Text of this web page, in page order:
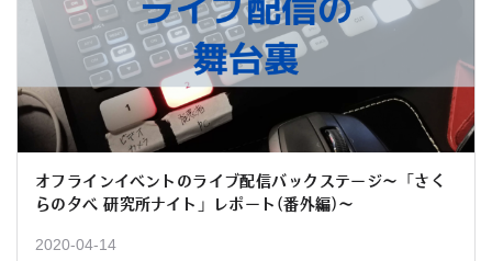
オフラインイベントのライブ配信バックステージ〜「さく
らの夕べ 研究所ナイト」レポート(番外編)〜
2020-04-14